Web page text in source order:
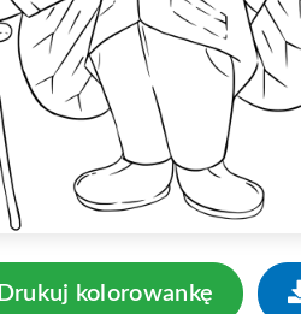
Drukuj kolorowankę